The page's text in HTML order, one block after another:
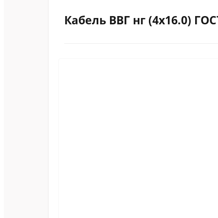
Кабель ВВГ нг (4х16.0)